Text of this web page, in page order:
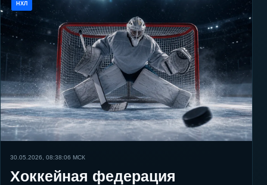
НХЛ
30.05.2026, 08:38:06 МСК
Хоккейная федерация